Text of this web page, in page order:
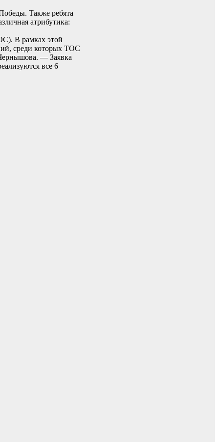
Также ребята
атрибутика:
В рамках этой
среди которых ТОС
— Заявка
все 6